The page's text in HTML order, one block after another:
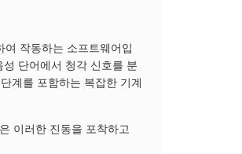
작동하는 소프트웨어입
단어에서 청각 신호를 분
계를 포함하는 복잡한 기계
이러한 진동을 포착하고